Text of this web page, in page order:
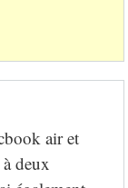
air et
deux